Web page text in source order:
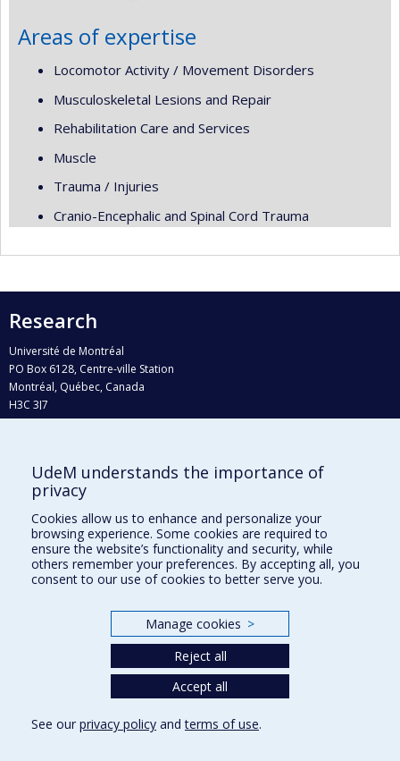
Areas of expertise
Locomotor Activity / Movement Disorders
Musculoskeletal Lesions and Repair
Rehabilitation Care and Services
Muscle
Trauma / Injuries
Cranio-Encephalic and Spinal Cord Trauma
Research
Université de Montréal
PO Box 6128, Centre-ville Station
Montréal, Québec, Canada
H3C 3J7
Who does what?
Find us
Site map
Accessibility
UdeM understands the importance of
privacy
Cookies allow us to enhance and personalize your
browsing experience. Some cookies are required to
ensure the website’s functionality and security, while
others remember your preferences. By accepting all, you
consent to our use of cookies to better serve you.
Manage cookies >
Reject all
Accept all
See our privacy policy andterms of use.